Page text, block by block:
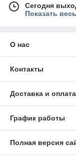
Сегодня
Показать
О нас
Контакты
Доставка и оплата
График работы
Полная версия